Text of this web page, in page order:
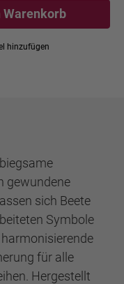
Warenkorb
hinzufügen
gewundene
sich Beete
Symbole
harmonisierende
für alle
Hergestellt